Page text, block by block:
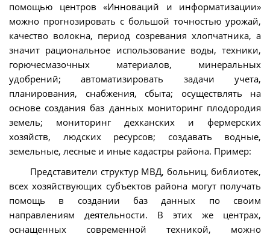
помощью центров «Инноваций и информатизации»
можно прогнозировать с большой точностью урожай,
качество волокна, период созревания хлопчатника, а
значит рациональное использование воды, техники,
горючесмазочных материалов, минеральных
удобрений; автоматизировать задачи учета,
планирования, снабжения, сбыта; осуществлять на
основе создания баз данных мониторинг плодородия
земель; мониторинг дехканских и фермерских
хозяйств, людских ресурсов; создавать водные,
земельные, лесные и иные кадастры района. Пример:
Представители структур МВД, больниц, библиотек,
всех хозяйствующих субъектов района могут получать
помощь в создании баз данных по своим
направлениям деятельности. В этих же центрах,
оснащенных современной техникой, можно